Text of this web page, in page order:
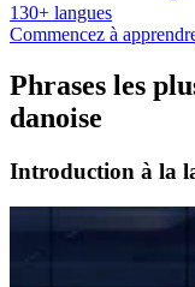
130+ langues
Commencez à
Phrases les
danoise
Introduction à la